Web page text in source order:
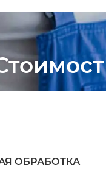
ОБРАБОТКА